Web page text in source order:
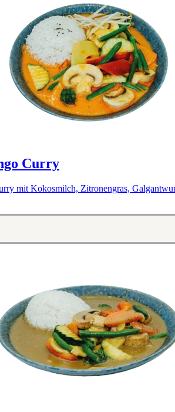
Curry
mit Kokosmilch, Zitronengras,